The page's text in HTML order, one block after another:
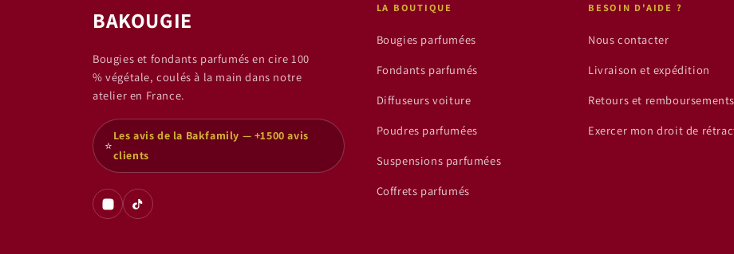
BAKOUGIE
Bougies et fondants parfumés en cire 100
% végétale, coulés à la main dans notre
atelier en France.
⭐
Les avis de la Bakfamily — +1500 avis
clients
LA BOUTIQUE
Bougies parfumées
Fondants parfumés
Diffuseurs voiture
Poudres parfumées
Suspensions parfumées
Coffrets parfumés
BESOIN D'AIDE ?
Nous contacter
Livraison et expédition
Retours et remboursements
Exercer mon droit de